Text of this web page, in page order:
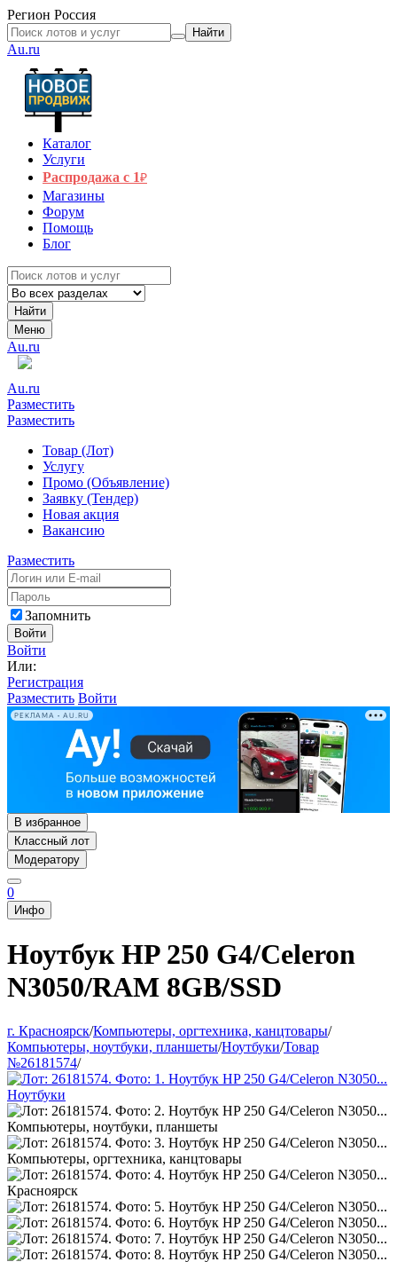
Регион Россия
Найти
Au.ru
Каталог
Услуги
Распродажа с 1₽
Магазины
Форум
Помощь
Блог
Найти
Меню
Au.ru
Au.ru
Разместить
Разместить
Товар (Лот)
Услугу
Промо (Объявление)
Заявку (Тендер)
Новая акция
Вакансию
Разместить
Запомнить
Войти
Войти
Или:
Регистрация
Разместить Войти
РЕКЛАМА • AU.RU
В избранное
Классный лот
Модератору
0
Инфо
Ноутбук HP 250 G4/Celeron
N3050/RAM 8GB/SSD
г. Красноярск/Компьютеры, оргтехника, канцтовары/
Компьютеры, ноутбуки, планшеты/Ноутбуки/Товар
№26181574/